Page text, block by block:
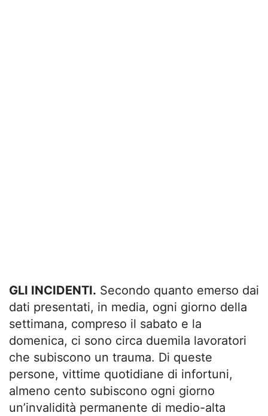
GLI INCIDENTI. Secondo quanto emerso dai
dati presentati, in media, ogni giorno della
settimana, compreso il sabato e la
domenica, ci sono circa duemila lavoratori
che subiscono un trauma. Di queste
persone, vittime quotidiane di infortuni,
almeno cento subiscono ogni giorno
un’invalidità permanente di medio-alta